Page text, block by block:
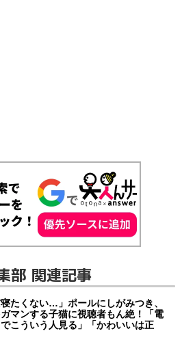
部 関連記事
寝たくない…」ポールにしがみつき、
マンする子猫に視聴者もん絶！「電
こういう人見る」「かわいいは正